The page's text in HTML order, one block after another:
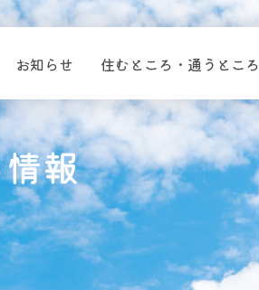
お知らせ 住むところ・通うところ
報